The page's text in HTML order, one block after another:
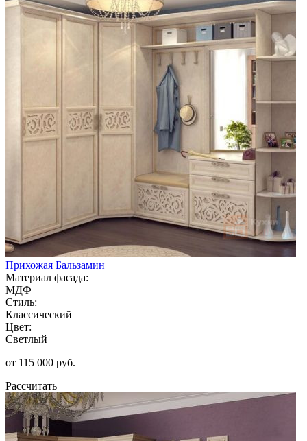
Прихожая Бальзамин
Материал фасада:
МДФ
Стиль:
Классический
Цвет:
Светлый
от 115 000 руб.
Рассчитать